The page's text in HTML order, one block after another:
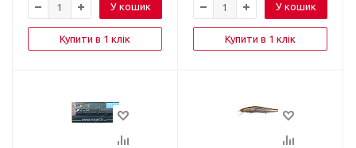
У кошик
Купити в 1 клік
У кошик
Купити в 1 клік